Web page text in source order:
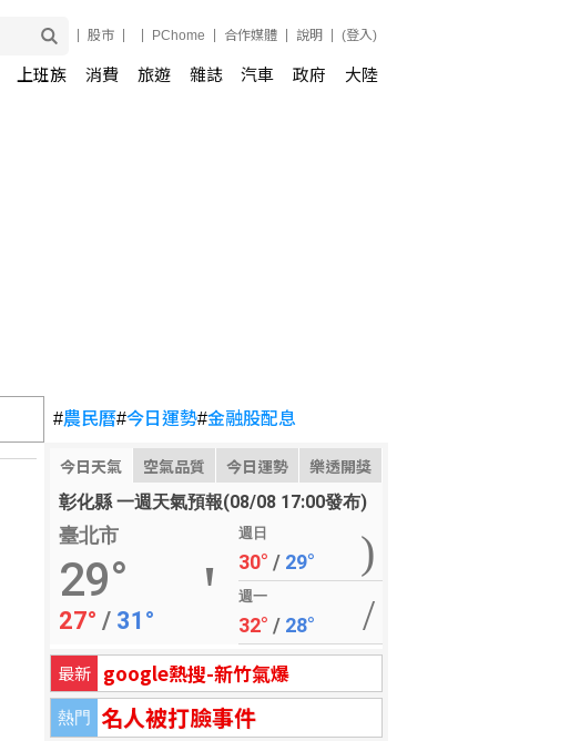
股市 PChome 合作媒體 說明 (登入)
上班族 消費 旅遊 雜誌 汽車 政府 大陸
#農民曆#今日運勢#金融股配息
今日天氣 空氣品質 今日運勢 樂透開獎
彰化縣 一週天氣預報(08/08 17:00發布)
臺北市
29°
27° / 31°
週日
30° / 29°
週一
32° / 28°
最新 google熱搜-新竹氣爆
熱門 名人被打臉事件